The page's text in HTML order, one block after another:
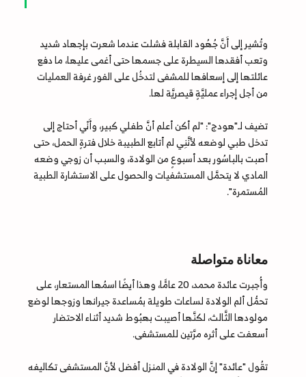
وتُشير إلى أَنَّ جُهُود القابلة فشلت عندما شعرت بإجهاد شديد
وتعب أفقدها السيطرة على جسمها حتى أغمى عليها، ما دفع
عائلتها إلى إسعافها للمشفى لتدخُل على الفور غرفة العمليات
من أجل إجراء عمليَّةٍ قيصريَّة لها.
تضيف لـ"هودج": "لم أكن أعلم أنَّ طفلي كبير، وأَنّي أحتاج إلى
تدخل طبي لوضعه لأنَّنِي لم أتابع الطبيبة خلال فترةٍ الحمل، حتى
أصبت بالباسُور بعد أسبوعٍ من الولادة، والسبب أن زوجي وضعه
المادي لا يتحمَّل المستشفيات والحصول على الاستشارة الطبية
المُستمرة".
معاناة متواصلة
وأُجبرت عائدة محمد، 20 عامًّا، وهذا أيضًا اسمُها المستعار، على
تحمُّل ألم الولادة لساعات طويلة بمُساعدة جيرانها وزوجها لوضع
مولودها الثَّالث، لكنَّها أصيبت بهبُوط شديد أثناء الاحتضار
أسعفت على أثره مرَّتين للمستشفى.
تقُول "عائدة" إنَّ الولادة في المنزل أفضل لأنَّ المستشفى تكاليفه